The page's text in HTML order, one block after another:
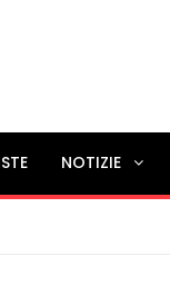
NOTIZIE